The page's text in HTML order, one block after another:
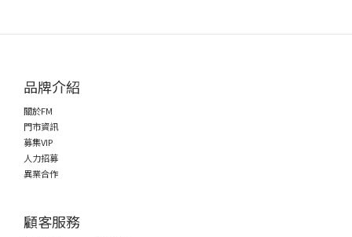
品牌介紹
關於FM
門市資訊
募集VIP
人力招募
異業合作
顧客服務